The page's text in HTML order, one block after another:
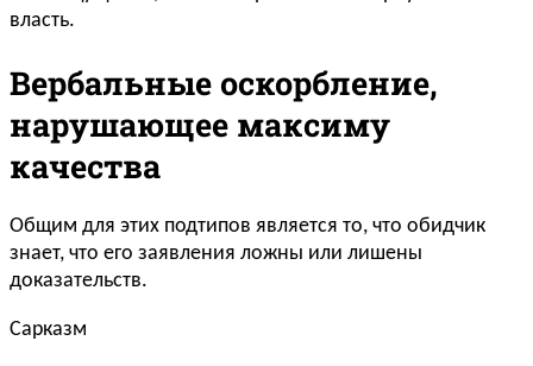
власть.
Вербальные оскорбление,
нарушающее максиму
качества
Общим для этих подтипов является то, что обидчик
знает, что его заявления ложны или лишены
доказательств.
Сарказм